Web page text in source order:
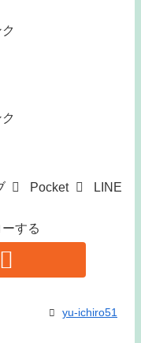
Pocket LINE
する
yu-ichiro51